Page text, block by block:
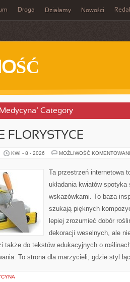
Droga Działamy Nowości
Category
FLORYSTYCE
KWI - 8 - 2026 MOŻLIWOŚĆ
Ta przestrzeń internetowa
układania kwiatów
wskazówkami. To baza
szukają pięknych
lepiej zrozumieć dobór
dekoracji weselnych, ale
także do tekstów edukacyjnych o
To strona dla marzycieli, gdzie styl